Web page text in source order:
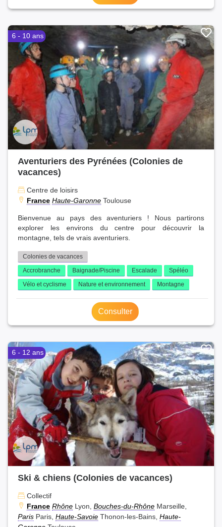
6 - 10 ans
Aventuriers des Pyrénées (Colonies de
vacances)
Centre de loisirs
France Haute-Garonne Toulouse
Bienvenue au pays des aventuriers ! Nous partirons
explorer les environs du centre pour découvrir la
montagne, tels de vrais aventuriers.
Colonies de vacances
Accrobranche
Baignade/Piscine Escalade
Spéléo
Vélo et cyclisme
Nature et environnement Montagne
Consulter
6 - 12 ans
Ski & chiens (Colonies de vacances)
Collectif
France Rhône Lyon, Bouches-du-Rhône Marseille,
Paris Paris, Haute-Savoie Thonon-les-Bains, Haute-